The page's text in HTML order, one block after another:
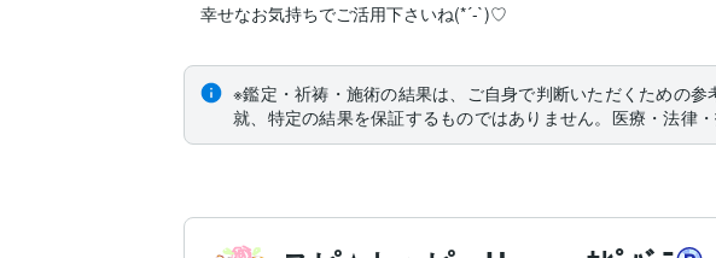
幸せなお気持ちでご活用下さいね(*´-`)♡
※鑑定・祈祷・施術の結果は、ご自身で判断いただくための
就、特定の結果を保証するものではありません。医療・法律